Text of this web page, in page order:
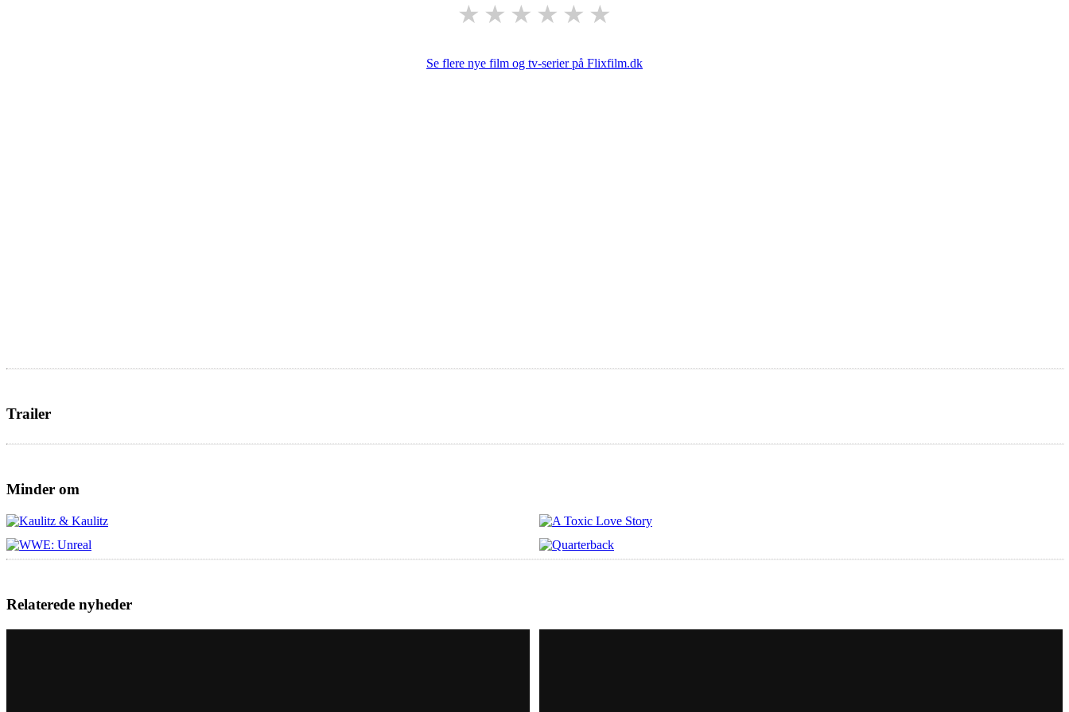
★ ★ ★ ★ ★ ★
Se flere nye film og tv-serier på Flixfilm.dk
Trailer
Minder om
Relaterede nyheder